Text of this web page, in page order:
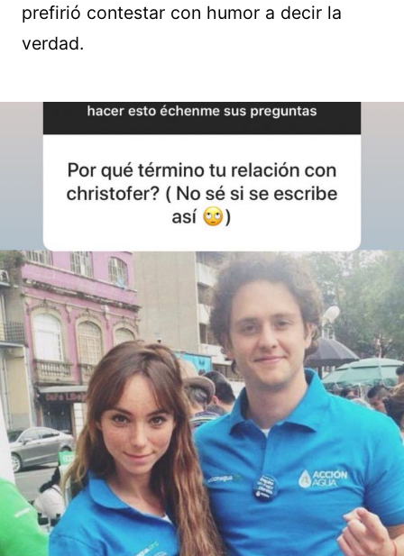
prefirió contestar con humor a decir la
verdad.